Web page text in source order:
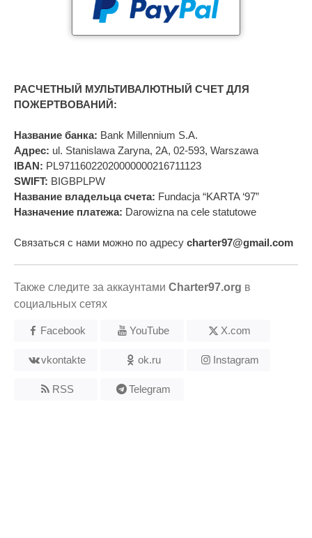
РАСЧЕТНЫЙ МУЛЬТИВАЛЮТНЫЙ СЧЕТ ДЛЯ
ПОЖЕРТВОВАНИЙ:
Название банка: Bank Millennium S.A.
Адрес: ul. Stanislawa Zaryna, 2A, 02-593, Warszawa
IBAN: PL97116022020000000216711123
SWIFT: BIGBPLPW
Название владельца счета: Fundacja “KARTA ‘97”
Назначение платежа: Darowizna na cele statutowe
Связаться с нами можно по адресу charter97@gmail.com
Также следите за аккаунтами Charter97.org в
социальных сетях
Facebook YouTube X.com
vkontakte ok.ru Instagram
RSS Telegram